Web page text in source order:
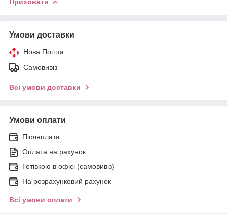
Умови доставки
Нова Пошта
Самовивіз
Всі умови доставки
Умови оплати
Післяплата
Оплата на рахунок
Готівкою в офісі (самовивіз)
На розрахунковий рахунок
Всі умови оплати